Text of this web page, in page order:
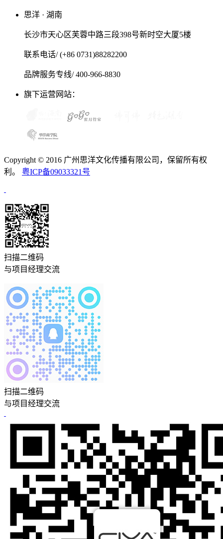
思洋 · 湖南
长沙市天心区芙蓉中路三段398号新时空大厦5楼
联系电话/ (+86 0731)88282200
品牌服务专线/ 400-966-8830
旗下运营网站：
Copyright © 2016 广州思洋文化传播有限公司，保留所有权
利。 粤ICP备09033321号
扫描二维码
与项目经理交流
扫描二维码
与项目经理交流